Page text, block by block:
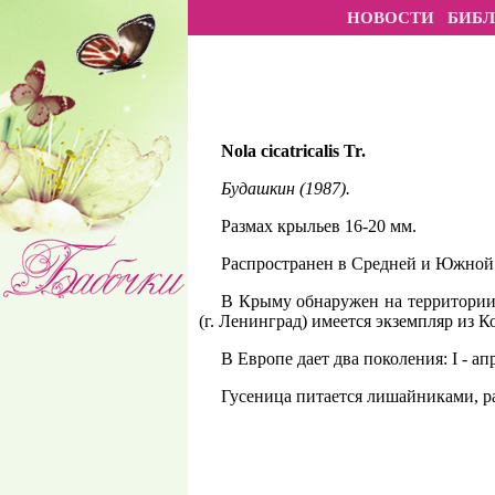
НОВОСТИ
Nola cicatricalis Tr.
Будашкин (1987).
Размах крыльев 16-20 мм.
Распространен в Средней и
В Крыму обнаружен на
(г. Ленинград) имеется экземпляр из
В Европе дает два поколения: I -
Гусеница питается лишайниками,